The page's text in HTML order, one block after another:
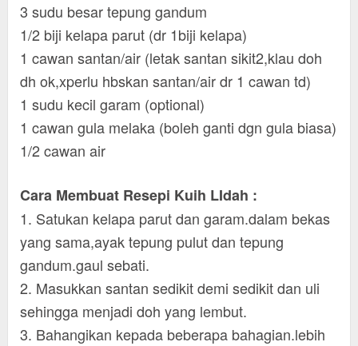
3 sudu besar tepung gandum
1/2 biji kelapa parut (dr 1biji kelapa)
1 cawan santan/air (letak santan sikit2,klau doh
dh ok,xperlu hbskan santan/air dr 1 cawan td)
1 sudu kecil garam (optional)
1 cawan gula melaka (boleh ganti dgn gula biasa)
1/2 cawan air
Cara Membuat Resepi Kuih LIdah :
1. Satukan kelapa parut dan garam.dalam bekas
yang sama,ayak tepung pulut dan tepung
gandum.gaul sebati.
2. Masukkan santan sedikit demi sedikit dan uli
sehingga menjadi doh yang lembut.
3. Bahangikan kepada beberapa bahagian.lebih